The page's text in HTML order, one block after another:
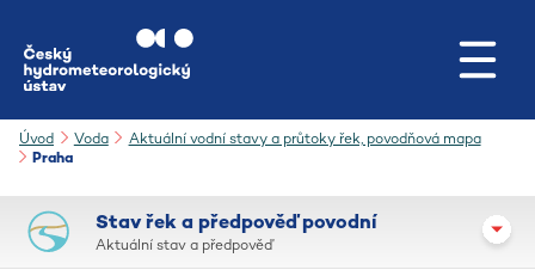
Úvod Voda
Aktuální vodní stavy a průtoky řek, povodňová mapa
Praha
Stav řek a předpověď povodní
Aktuální stav a předpověď